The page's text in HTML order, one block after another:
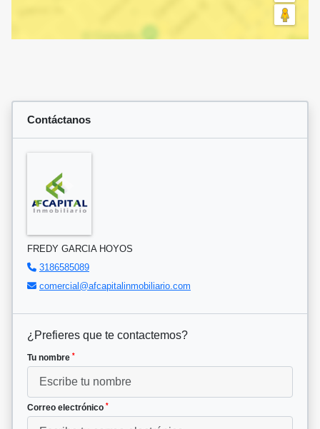
Contáctanos
FREDY GARCIA HOYOS
3186585089
comercial@afcapitalinmobiliario.com
¿Prefieres que te contactemos?
Tu nombre *
Correo electrónico *